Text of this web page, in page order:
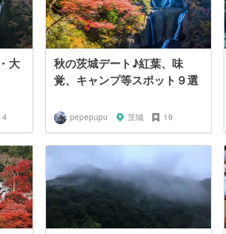
大
4
秋の茨城デート♪紅葉、味
覚、キャンプ等スポット９選
pepepupu 茨城 19